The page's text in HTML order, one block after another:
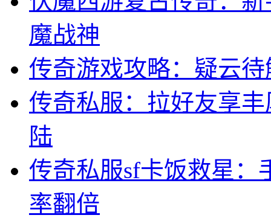
魔战神
传奇游戏攻略：疑云
传奇私服：拉好友享
陆
传奇私服sf卡饭救星：
率翻倍